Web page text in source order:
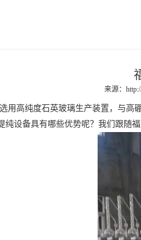
来源：
高纯度石英玻璃生产装置，与高硼
纯设备具有哪些优势呢？我们跟随